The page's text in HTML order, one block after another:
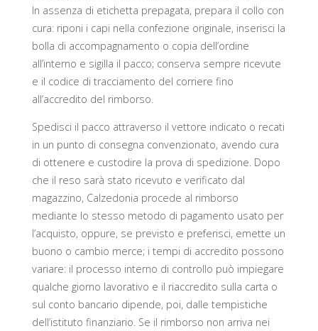
In assenza di etichetta prepagata, prepara il collo con
cura: riponi i capi nella confezione originale, inserisci la
bolla di accompagnamento o copia dell’ordine
all’interno e sigilla il pacco; conserva sempre ricevute
e il codice di tracciamento del corriere fino
all’accredito del rimborso.
Spedisci il pacco attraverso il vettore indicato o recati
in un punto di consegna convenzionato, avendo cura
di ottenere e custodire la prova di spedizione. Dopo
che il reso sarà stato ricevuto e verificato dal
magazzino, Calzedonia procede al rimborso
mediante lo stesso metodo di pagamento usato per
l’acquisto, oppure, se previsto e preferisci, emette un
buono o cambio merce; i tempi di accredito possono
variare: il processo interno di controllo può impiegare
qualche giorno lavorativo e il riaccredito sulla carta o
sul conto bancario dipende, poi, dalle tempistiche
dell’istituto finanziario. Se il rimborso non arriva nei